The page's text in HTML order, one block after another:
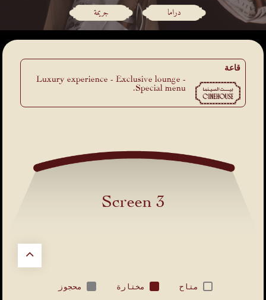
دراما جريمة
قاعة
Luxury experience - Exclusive lounge -
Special menu.
Screen 3
متاح مختارة محجوز